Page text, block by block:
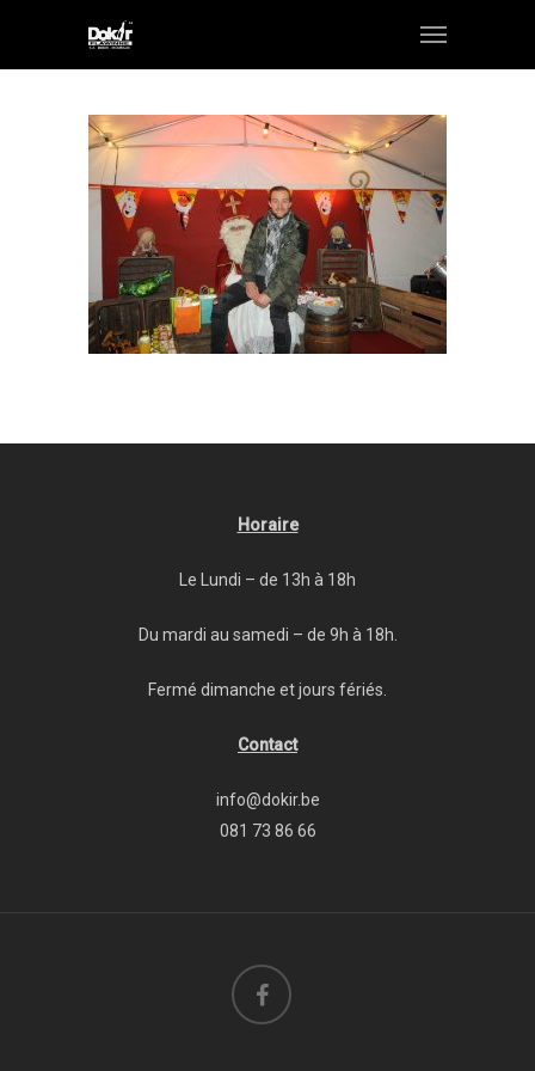
Horaire
Le Lundi – de 13h à 18h
Du mardi au samedi – de 9h à 18h.
Fermé dimanche et jours fériés.
Contact
info@dokir.be
081 73 86 66